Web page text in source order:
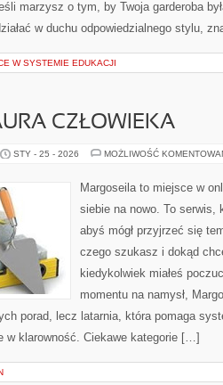
marzysz o tym, by Twoja garderoba
w duchu odpowiedzialnego stylu,
W SYSTEMIE EDUKACJI
CZŁOWIEKA
STY - 25 - 2026 MOŻLIWOŚĆ
Margoseila to miejsce w
siebie na nowo. To serwis,
abyś mógł przyjrzeć się
czego szukasz i dokąd
kiedykolwiek miałeś
momentu na namysł,
porad, lecz latarnia, która pomaga
w klarowność. Ciekawe kategorie […]